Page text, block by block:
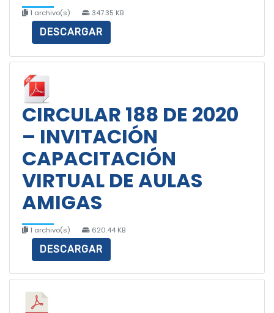
1 archivo(s) 347.35 KB
DESCARGAR
CIRCULAR 188 DE 2020
– INVITACIÓN
CAPACITACIÓN
VIRTUAL DE AULAS
AMIGAS
1 archivo(s) 620.44 KB
DESCARGAR